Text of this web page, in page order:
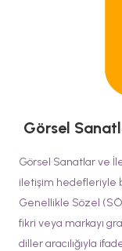
Görsel
Görsel Sanatlar ve
iletişim hedefleriyle
Genellikle Sözel
fikri veya markayı
diller aracılığıyla